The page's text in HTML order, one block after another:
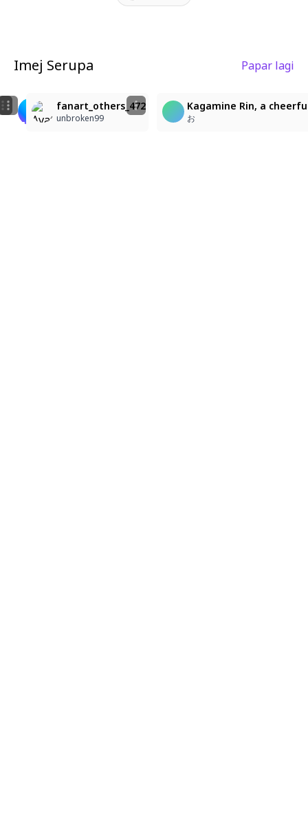
Imej Serupa Papar lagi
character: kagamine_rin. A medium shot, 3/4
年齢
Kagamine Rin, a cheerful young girl with short
お
fanart_others_472
unbroken99
Kagamine Rin, a
お